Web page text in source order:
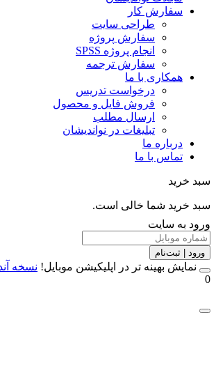
سفارش کار
طراحی سایت
سفارش پروژه
انجام پروژه SPSS
سفارش ترجمه
همکاری با ما
درخواست تدریس
فروش فایل و محصول
ارسال مطلب
تبلیغات در نواندیشان
درباره ما
تماس با ما
خرید شما خالی است.
به سایت
| ثبت‌نام
بهینه تر در اپلیکیشن موبایل!نسخه آندروید